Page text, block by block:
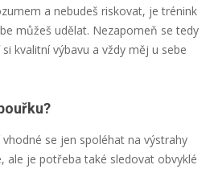
a nebudeš riskovat, je trénink
můžeš udělat. Nezapomeň se tedy
kvalitní výbavu a vždy měj u sebe
se jen spoléhat na výstrahy
ale je potřeba také sledovat obvyklé